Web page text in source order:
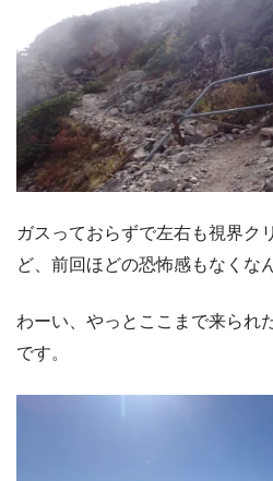
ガスっておらずで左右も視界ク
ど、前回ほどの恐怖感もなくな
わーい、やっとここまで来られ
です。